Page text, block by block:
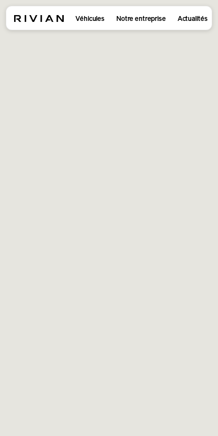
Véhicules Notre entreprise Actualités